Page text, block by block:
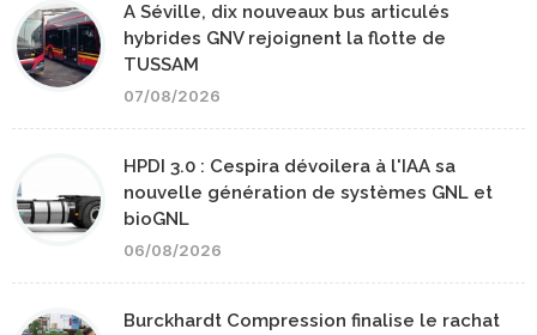
A Séville, dix nouveaux bus articulés
hybrides GNV rejoignent la flotte de
TUSSAM
07/08/2026
HPDI 3.0 : Cespira dévoilera à l'IAA sa
nouvelle génération de systèmes GNL et
bioGNL
06/08/2026
Burckhardt Compression finalise le rachat